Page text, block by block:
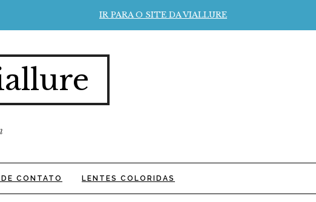
IR PARA O SITE DA VIALLURE
CONTATO LENTES COLORIDAS